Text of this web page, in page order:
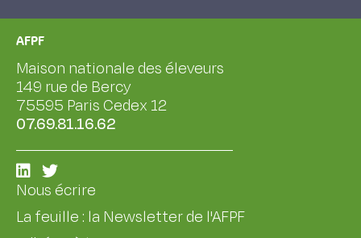
AFPF
Maison nationale des éleveurs
149 rue de Bercy
75595 Paris Cedex 12
07.69.81.16.62
Nous écrire
La feuille : la Newsletter de l'AFPF